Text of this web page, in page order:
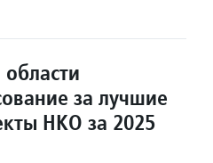
за лучшие
НКО за 2025